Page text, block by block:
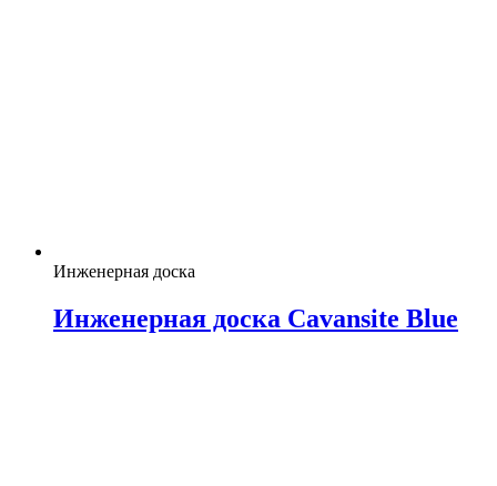
Инженерная доска
Инженерная доска Cavansite Blue